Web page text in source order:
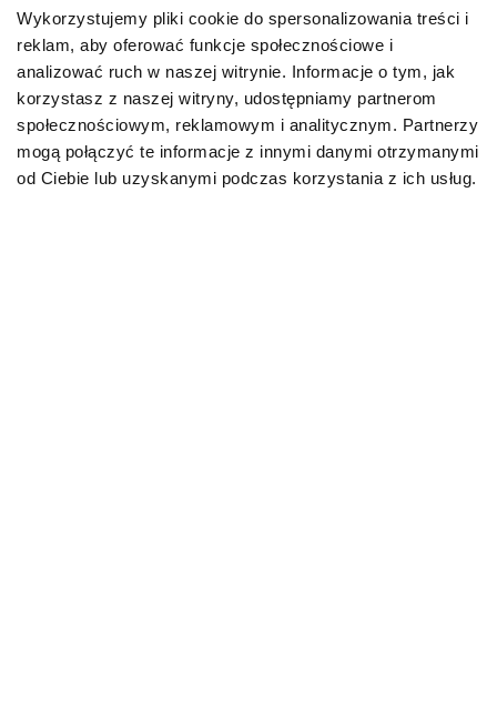
Wykorzystujemy pliki cookie do spersonalizowania treści i
reklam, aby oferować funkcje społecznościowe i
analizować ruch w naszej witrynie. Informacje o tym, jak
korzystasz z naszej witryny, udostępniamy partnerom
społecznościowym, reklamowym i analitycznym. Partnerzy
mogą połączyć te informacje z innymi danymi otrzymanymi
od Ciebie lub uzyskanymi podczas korzystania z ich usług.
O!MEGA porady dla Ciebie
PRZECZYTAJ WIĘCEJ